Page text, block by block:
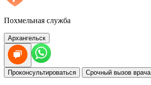
Похмельная служба
Архангельск
Проконсультироваться Срочный вызов врача